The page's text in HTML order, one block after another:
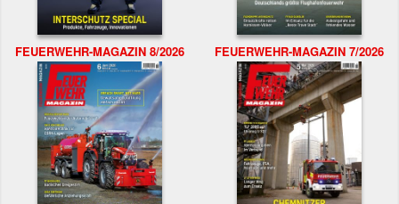
FEUERWEHR-MAGAZIN 8/2026 FEUERWEHR-MAGAZIN 7/2026